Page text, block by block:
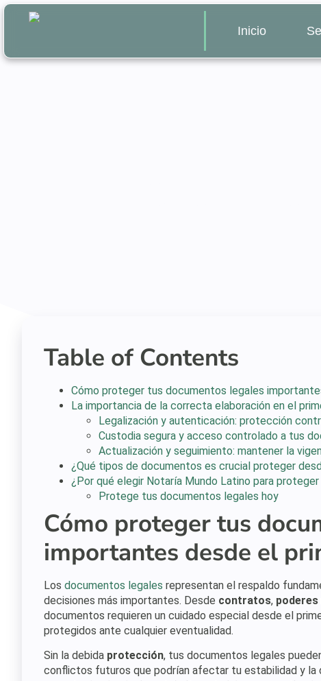
Inicio
Table of Contents
Cómo proteger tus documentos legales
La importancia de la correcta elaboración en el
Legalización y autenticación: protección
Custodia segura y acceso controlado a tus
Actualización y seguimiento: mantener la
¿Qué tipos de documentos es crucial proteger
¿Por qué elegir Notaría Mundo Latino para
Protege tus documentos legales hoy
Cómo proteger tus
importantes desde el
Los documentos legales representan el respaldo
decisiones más importantes. Desde contratos,
documentos requieren un cuidado especial desde el
protegidos ante cualquier eventualidad.
Sin la debida protección, tus documentos legales
conflictos futuros que podrían afectar tu estabilidad y la